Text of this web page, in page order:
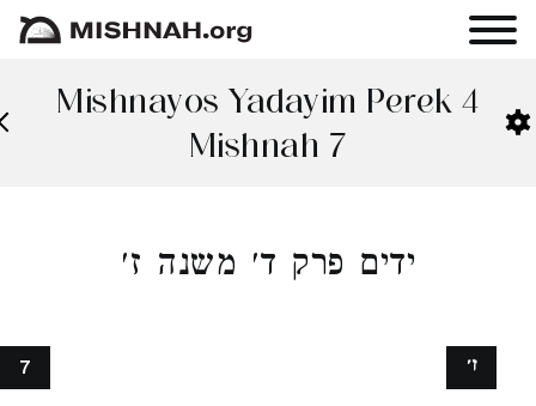
Mishnayos Yadayim Perek 4
Mishnah 7
ידים פרק ד׳ משנה ז׳
7 ז׳